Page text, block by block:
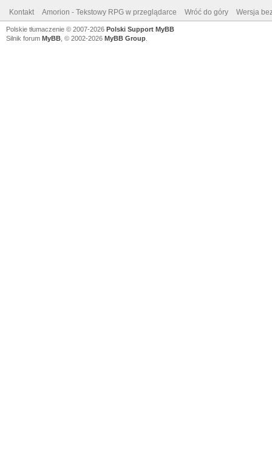
Kontakt Amorion - Tekstowy RPG w przeglądarce Wróć do góry Wersja
Polskie tłumaczenie © 2007-2026 Polski Support MyBB
Silnik forum MyBB , © 2002-2026 MyBB Group